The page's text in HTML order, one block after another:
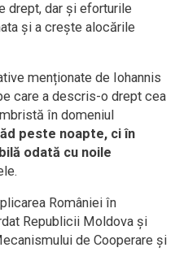
drept, dar și eforturile
și a crește alocările
menționate de Iohannis
care a descris-o drept cea
în domeniul
peste noapte, ci în
odată cu noile
României în
Republicii Moldova și
de Cooperare și